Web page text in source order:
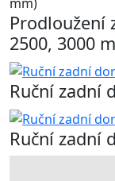
Prodloužení
2500, 3000
Ruční zadní
Ruční zadní